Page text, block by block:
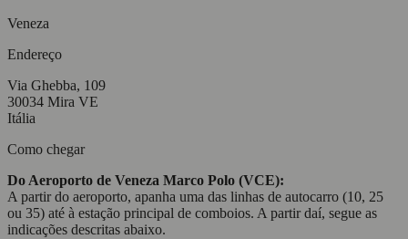
Veneza
Endereço
Via Ghebba, 109
30034 Mira VE
Itália
Como chegar
Do Aeroporto de Veneza Marco Polo (VCE):
A partir do aeroporto, apanha uma das linhas de autocarro (10, 25
ou 35) até à estação principal de comboios. A partir daí, segue as
indicações descritas abaixo.